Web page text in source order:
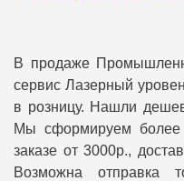
В продаже
сервис Лазерный
в розницу. Нашли
Мы сформируем более
заказе от 3000р.,
Возможна